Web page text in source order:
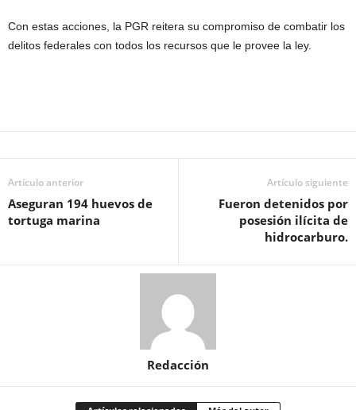
Con estas acciones, la PGR reitera su compromiso de combatir los
delitos federales con todos los recursos que le provee la ley.
Artículo anterior
Aseguran 194 huevos de
tortuga marina
Artículo siguiente
Fueron detenidos por
posesión ilícita de
hidrocarburo.
Redacción